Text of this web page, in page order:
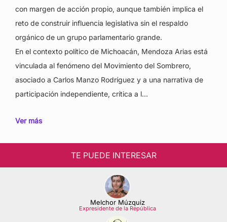
con margen de acción propio, aunque también implica el
reto de construir influencia legislativa sin el respaldo
orgánico de un grupo parlamentario grande.
En el contexto político de Michoacán, Mendoza Arias está
vinculada al fenómeno del Movimiento del Sombrero,
asociado a Carlos Manzo Rodríguez y a una narrativa de
participación independiente, crítica a l…
Ver más
TE PUEDE INTERESAR
Melchor Múzquiz
Expresidente de la República